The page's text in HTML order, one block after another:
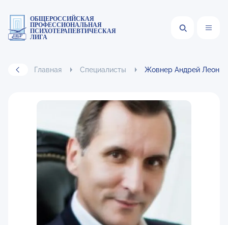
ОБЩЕРОССИЙСКАЯ
ПРОФЕССИОНАЛЬНАЯ
ПСИХОТЕРАПЕВТИЧЕСКАЯ
ЛИГА
Главная Специалисты Жовнер Андрей